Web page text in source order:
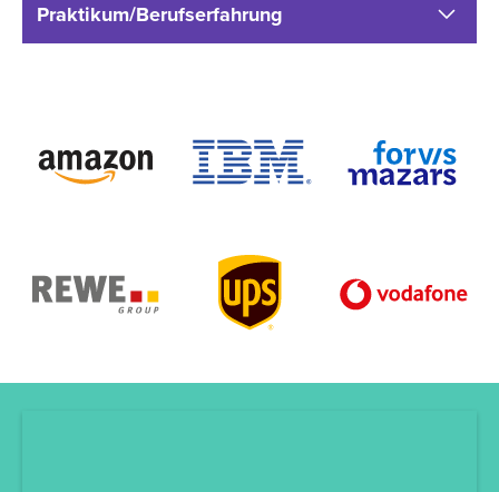
Praktikum/Berufserfahrung